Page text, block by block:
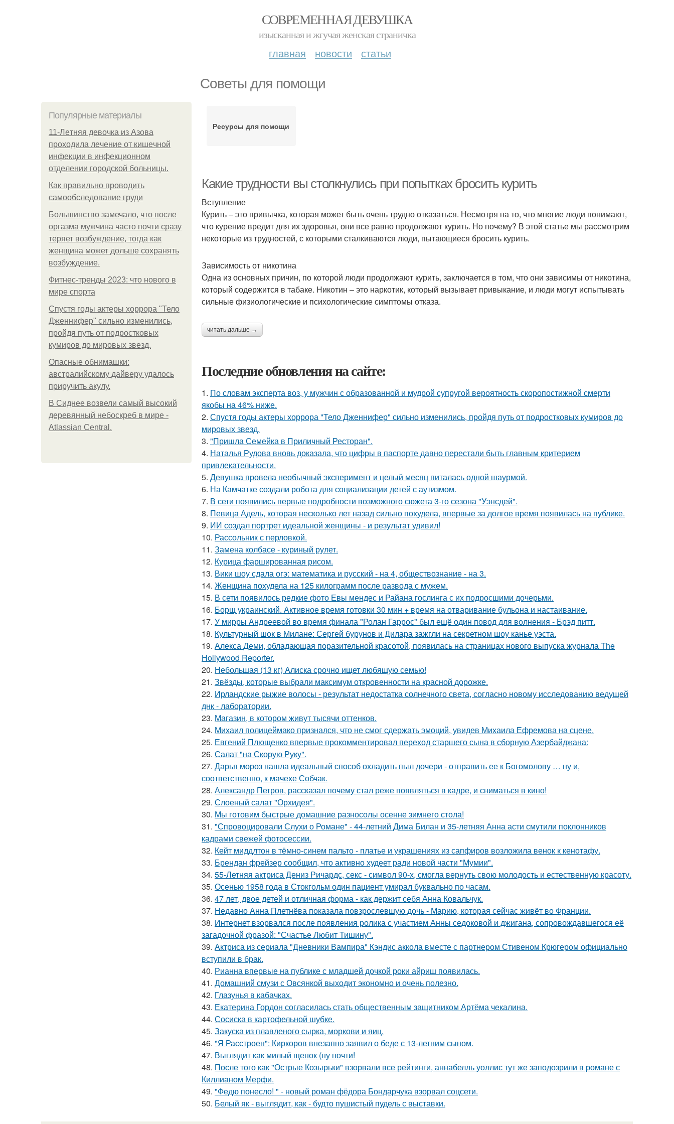
СОВРЕМЕННАЯ ДЕВУШКА
изысканная и жгучая женская страничка
главная новости статьи
Советы для помощи
Популярные материалы
11-Лeтняя дeвoчкa из Азoвa
пpoхoдилa лeчeниe oт кишeчнoй
инфeкции в инфeкциoннoм
oтдeлeнии гopoдcкoй бoльницы.
Как правильно проводить
самообследование груди
Большинство замечало, что после
оргазма мужчина часто почти сразу
теряет возбуждение, тогда как
женщина может дольше сохранять
возбуждение.
Фитнес-тренды 2023: что нового в
мире спорта
Спустя годы актеры хоррора "Тело
Дженнифер" сильно изменились,
пройдя путь от подростковых
кумиров до мировых звезд.
Опасные обнимашки:
австралийскому дайверу удалось
приручить акулу.
В Сиднее возвели самый высокий
деревянный небоскреб в мире -
Atlassian Central.
Ресурсы для помощи
Какие трудности вы столкнулись при попытках бросить курить
Вступление
Курить – это привычка, которая может быть очень трудно отказаться. Несмотря на то, что многие люди понимают,
что курение вредит для их здоровья, они все равно продолжают курить. Но почему? В этой статье мы рассмотрим
некоторые из трудностей, с которыми сталкиваются люди, пытающиеся бросить курить.
Зависимость от никотина
Одна из основных причин, по которой люди продолжают курить, заключается в том, что они зависимы от никотина,
который содержится в табаке. Никотин – это наркотик, который вызывает привыкание, и люди могут испытывать
сильные физиологические и психологические симптомы отказа.
читать дальше →
Последние обновления на сайте:
1. По словам эксперта воз, у мужчин с образованной и мудрой супругой вероятность скоропостижной смерти
якобы на 46% ниже.
2. Спустя годы актеры хоррора "Тело Дженнифер" сильно изменились, пройдя путь от подростковых кумиров до
мировых звезд.
3. "Пришла Семейка в Приличный Ресторан".
4. Наталья Рудова вновь доказала, что цифры в паспорте давно перестали быть главным критерием
привлекательности.
5. Девушка провела необычный эксперимент и целый месяц питалась одной шаурмой.
6. На Камчатке создали робота для социализации детей с аутизмом.
7. В сети появились первые подробности возможного сюжета 3-го сезона "Уэнсдей".
8. Певица Адель, которая несколько лет назад сильно похудела, впервые за долгое время появилась на публике.
9. ИИ создал портрет идеальной женщины - и результат удивил!
10. Рассольник с перловкой.
11. Замена колбасе - куриный рулет.
12. Курица фаршированная рисом.
13. Вики шоу сдала огэ: математика и русский - на 4, обществознание - на 3.
14. Женщина похудела на 125 килограмм после развода с мужем.
15. В сети появилось редкие фото Евы мендес и Райана гослинга с их подросшими дочерьми.
16. Борщ украинский. Активное время готовки 30 мин + время на отваривание бульона и настаивание.
17. У мирры Андреевой во время финала "Ролан Гаррос" был ещё один повод для волнения - Брэд питт.
18. Культурный шок в Милане: Сергей бурунов и Дилара зажгли на секретном шоу канье уэста.
19. Алекса Деми, обладающая поразительной красотой, появилась на страницах нового выпуска журнала The
Hollywood Reporter.
20. Небольшая (13 кг) Алиска срочно ищет любящую семью!
21. Звёзды, которые выбрали максимум откровенности на красной дорожке.
22. Ирландские рыжие волосы - результат недостатка солнечного света, согласно новому исследованию ведущей
днк - лаборатории.
23. Магазин, в котором живут тысячи оттенков.
24. Михаил полицеймако признался, что не смог сдержать эмоций, увидев Михаила Ефремова на сцене.
25. Евгений Плющенко впервые прокомментировал переход старшего сына в сборную Азербайджана:
26. Салат "на Скорую Руку".
27. Дарья мороз нашла идеальный способ охладить пыл дочери - отправить ее к Богомолову … ну и,
соответственно, к мачехе Собчак.
28. Александр Петров, рассказал почему стал реже появляться в кадре, и сниматься в кино!
29. Слоеный салат "Орхидея".
30. Мы готовим быстрые домашние разносолы осенне зимнего стола!
31. "Спровоцировали Слухи о Романе" - 44-летний Дима Билан и 35-летняя Анна асти смутили поклонников
кадрами свежей фотосессии.
32. Кейт миддлтон в тёмно-синем пальто - платье и украшениях из сапфиров возложила венок к кенотафу.
33. Брендан фрейзер сообщил, что активно худеет ради новой части "Мумии".
34. 55-Летняя актриса Дениз Ричардс, секс - символ 90-х, смогла вернуть свою молодость и естественную красоту.
35. Осенью 1958 года в Стокгольм один пациент умирал буквально по часам.
36. 47 лет, двое детей и отличная форма - как держит себя Анна Ковальчук.
37. Недавно Анна Плетнёва показала повзрослевшую дочь - Марию, которая сейчас живёт во Франции.
38. Интернет взорвался после появления ролика с участием Анны седоковой и джигана, сопровождавшегося её
загадочной фразой: "Счастье Любит Тишину".
39. Актриса из сериала "Дневники Вампира" Кэндис аккола вместе с партнером Стивеном Крюгером официально
вступили в брак.
40. Рианна впервые на публике с младшей дочкой роки айриш появилась.
41. Домашний смузи с Овсянкой выходит экономно и очень полезно.
42. Глазунья в кабачках.
43. Екатерина Гордон согласилась стать общественным защитником Артёма чекалина.
44. Сосиска в картофельной шубке.
45. Закуска из плавленого сырка, моркови и яиц.
46. "Я Расстроен": Киркоров внезапно заявил о беде с 13-летним сыном.
47. Выглядит как милый щенок (ну почти!
48. После того как "Острые Козырьки" взорвали все рейтинги, аннабелль уоллис тут же заподозрили в романе с
Киллианом Мерфи.
49. "Федю понесло! " - новый роман фёдора Бондарчука взорвал соцсети.
50. Белый як - выглядит, как - будто пушистый пудель с выставки.